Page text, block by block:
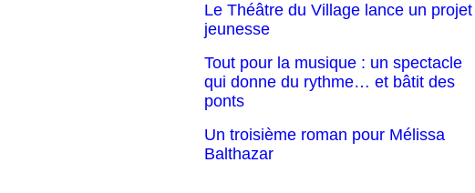
Le Théâtre du Village lance un projet
jeunesse
Tout pour la musique : un spectacle
qui donne du rythme… et bâtit des
ponts
Un troisième roman pour Mélissa
Balthazar